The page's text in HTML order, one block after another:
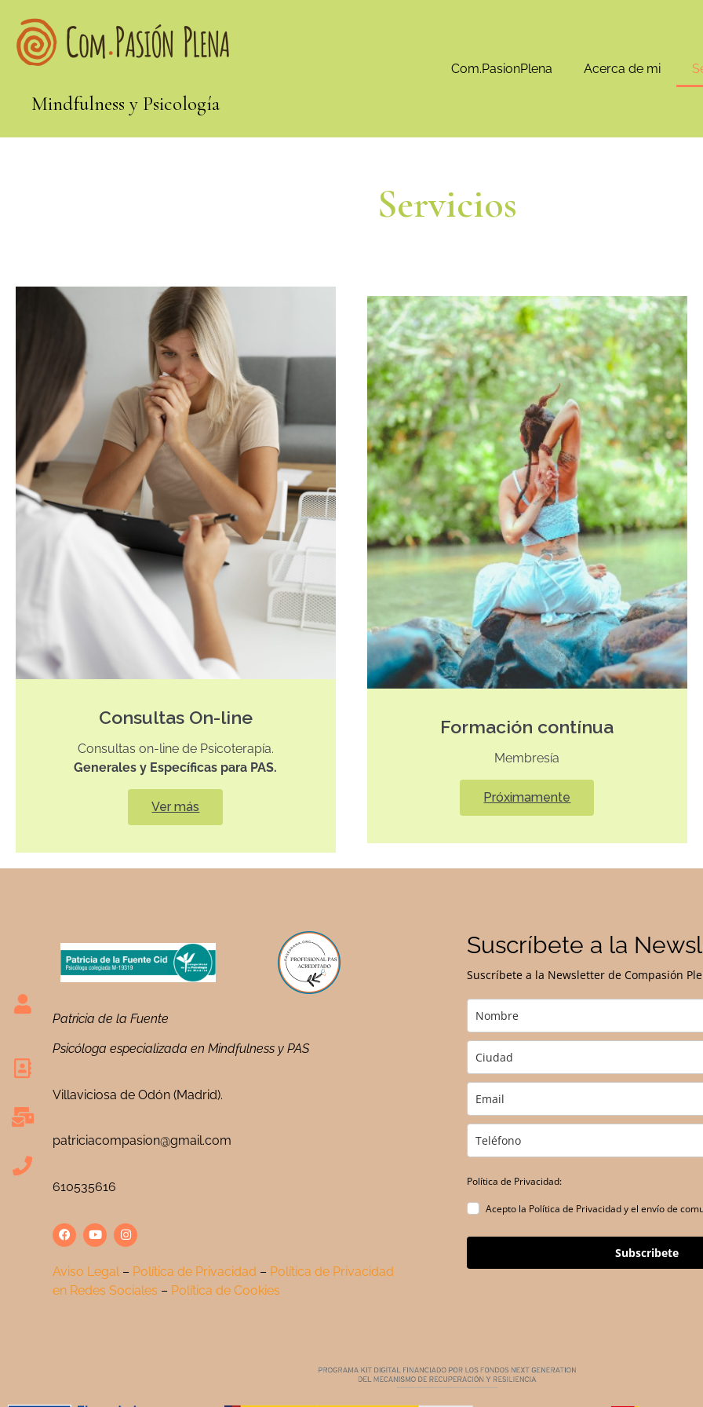
Mindfulness y Psicología
Com.PasionPlena Acerca de mi
Servicios
Consultas On-line
Consultas on-line de Psicoterapía.
Generales y Específicas para PAS.
Ver más
Formación contínua
Membresía
Próximamente
Patricia de la Fuente
Psicóloga especializada en Mindfulness y PAS
Villaviciosa de Odón (Madrid).
patriciacompasion@gmail.com
610535616
Aviso Legal– Política de Privacidad – Política de Privacidad
en Redes Sociales – Política de Cookies
Suscríbete a la
Suscríbete a la Newsletter de Compasión
Política de Privacidad:
Acepto la Política de Privacidad y el envío de
Subscribete